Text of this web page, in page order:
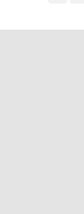
臉譜(2)